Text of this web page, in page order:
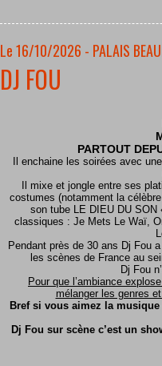
Le 16/10/2026 - PALAIS
DJ FOU
PARTOUT
Il enchaine les soirées avec
Il mixe et jongle entre ses
costumes (notamment la
son tube LE DIEU DU
classiques : Je Mets Le Waï,
Pendant près de 30 ans Dj Fou
les scènes de France au
Dj Fou
Pour que l’ambiance
mélanger les genres
Bref si vous aimez la
Dj Fou sur scène c’est un